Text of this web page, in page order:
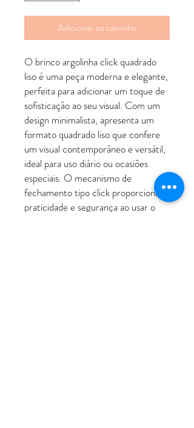
Adicionar ao carrinho
O brinco argolinha click quadrado
liso é uma peça moderna e elegante,
perfeita para adicionar um toque de
sofisticação ao seu visual. Com um
design minimalista, apresenta um
formato quadrado liso que confere
um visual contemporâneo e versátil,
ideal para uso diário ou ocasiões
especiais. O mecanismo de
fechamento tipo click proporciona
praticidade e segurança ao usar o